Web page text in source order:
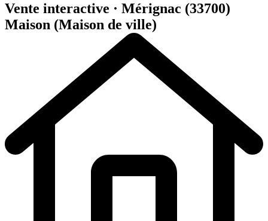
Vente interactive · Mérignac (33700)
Maison (Maison de ville)